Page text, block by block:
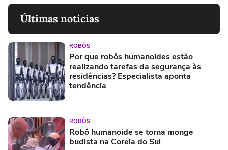
Últimas notícias
ROBÔS
Por que robôs humanoides estão
realizando tarefas da segurança às
residências? Especialista aponta
tendência
ROBÔS
Robô humanoide se torna monge
budista na Coreia do Sul